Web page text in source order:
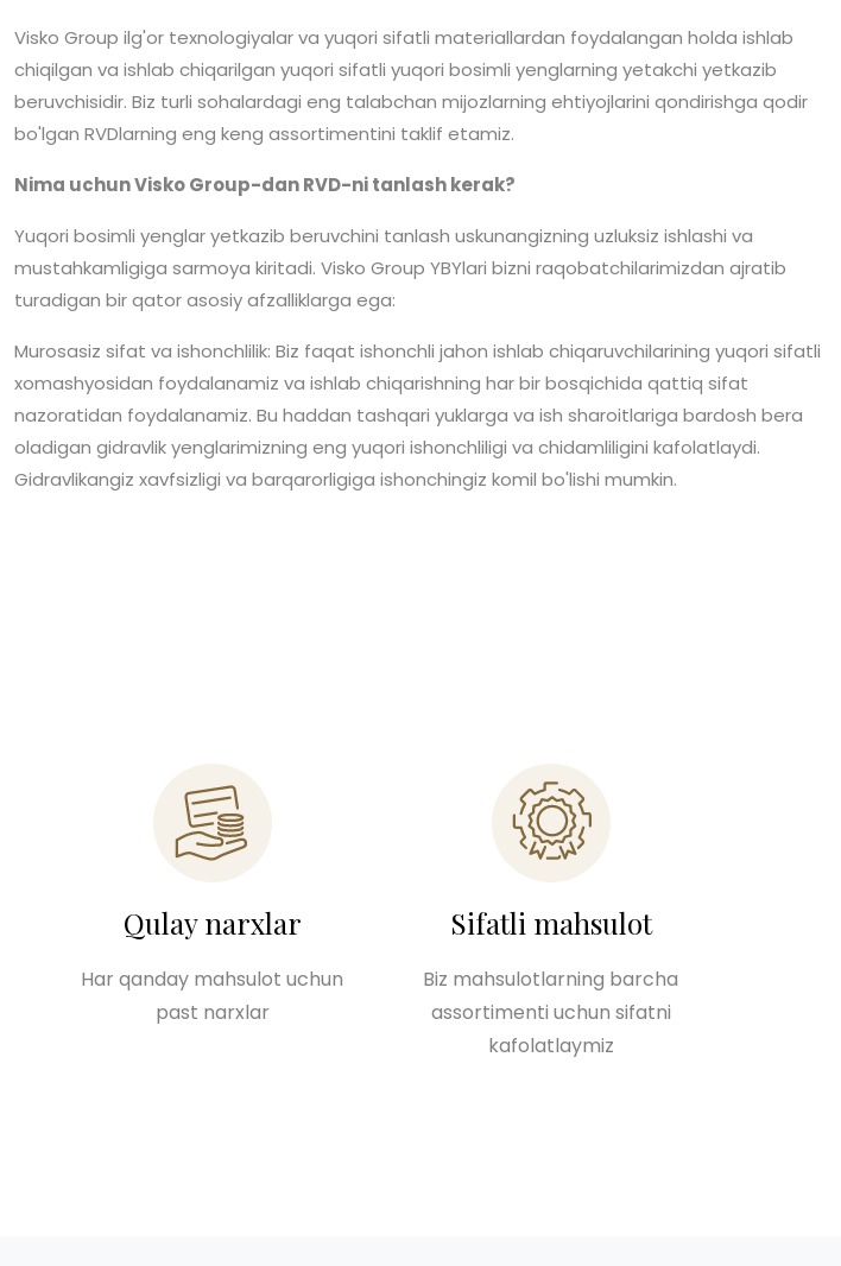
Visko Group ilg'or texnologiyalar va yuqori sifatli materiallardan foydalangan holda ishlab
chiqilgan va ishlab chiqarilgan yuqori sifatli yuqori bosimli yenglarning yetakchi yetkazib
beruvchisidir. Biz turli sohalardagi eng talabchan mijozlarning ehtiyojlarini qondirishga qodir
bo'lgan RVDlarning eng keng assortimentini taklif etamiz.
Nima uchun Visko Group-dan RVD-ni tanlash kerak?
Yuqori bosimli yenglar yetkazib beruvchini tanlash uskunangizning uzluksiz ishlashi va
mustahkamligiga sarmoya kiritadi. Visko Group YBYlari bizni raqobatchilarimizdan ajratib
turadigan bir qator asosiy afzalliklarga ega:
Murosasiz sifat va ishonchlilik: Biz faqat ishonchli jahon ishlab chiqaruvchilarining yuqori sifatli
xomashyosidan foydalanamiz va ishlab chiqarishning har bir bosqichida qattiq sifat
nazoratidan foydalanamiz. Bu haddan tashqari yuklarga va ish sharoitlariga bardosh bera
oladigan gidravlik yenglarimizning eng yuqori ishonchliligi va chidamliligini kafolatlaydi.
Gidravlikangiz xavfsizligi va barqarorligiga ishonchingiz komil bo'lishi mumkin.
Qulay narxlar
Har qanday mahsulot uchun
past narxlar
Sifatli mahsulot
Biz mahsulotlarning barcha
assortimenti uchun sifatni
kafolatlaymiz